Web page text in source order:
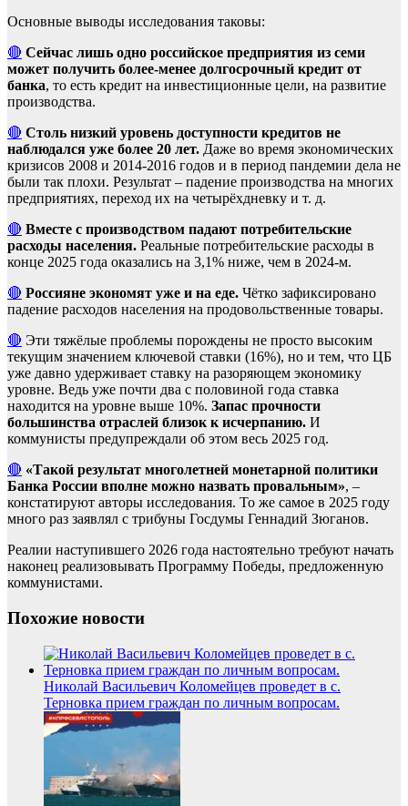
Основные выводы исследования таковы:
🔴 Сейчас лишь одно российское предприятия из семи
может получить более-менее долгосрочный кредит от
банка, то есть кредит на инвестиционные цели, на развитие
производства.
🔴 Столь низкий уровень доступности кредитов не
наблюдался уже более 20 лет. Даже во время экономических
кризисов 2008 и 2014-2016 годов и в период пандемии дела не
были так плохи. Результат – падение производства на многих
предприятиях, переход их на четырёхдневку и т. д.
🔴 Вместе с производством падают потребительские
расходы населения. Реальные потребительские расходы в
конце 2025 года оказались на 3,1% ниже, чем в 2024-м.
🔴 Россияне экономят уже и на еде. Чётко зафиксировано
падение расходов населения на продовольственные товары.
🔴 Эти тяжёлые проблемы порождены не просто высоким
текущим значением ключевой ставки (16%), но и тем, что ЦБ
уже давно удерживает ставку на разоряющем экономику
уровне. Ведь уже почти два с половиной года ставка
находится на уровне выше 10%. Запас прочности
большинства отраслей близок к исчерпанию. И
коммунисты предупреждали об этом весь 2025 год.
🔴 «Такой результат многолетней монетарной политики
Банка России вполне можно назвать провальным», –
констатируют авторы исследования. То же самое в 2025 году
много раз заявлял с трибуны Госдумы Геннадий Зюганов.
Реалии наступившего 2026 года настоятельно требуют начать
наконец реализовывать Программу Победы, предложенную
коммунистами.
Похожие новости
Николай Васильевич Коломейцев проведет в с.
Терновка прием граждан по личным вопросам.